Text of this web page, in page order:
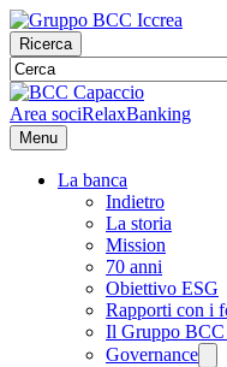
Ricerca
Area sociRelaxBanking
Menu
La banca
Indietro
La storia
Mission
70 anni
Obiettivo ESG
Rapporti con i
Il Gruppo BCC
Governance